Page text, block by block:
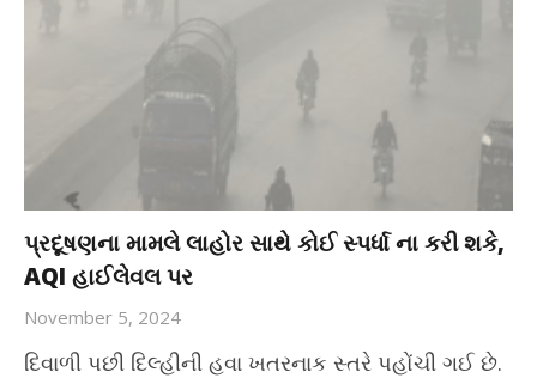
પ્રદૂષણના મામલે લાહોર સાથે કોઈ સ્પર્ધા ના કરી શકે,
AQI હાઈલેવલ પર
November 5, 2024
દિવાળી પછી દિલ્હીની હવા ખતરનાક સ્તરે પહોંચી ગઈ છે.